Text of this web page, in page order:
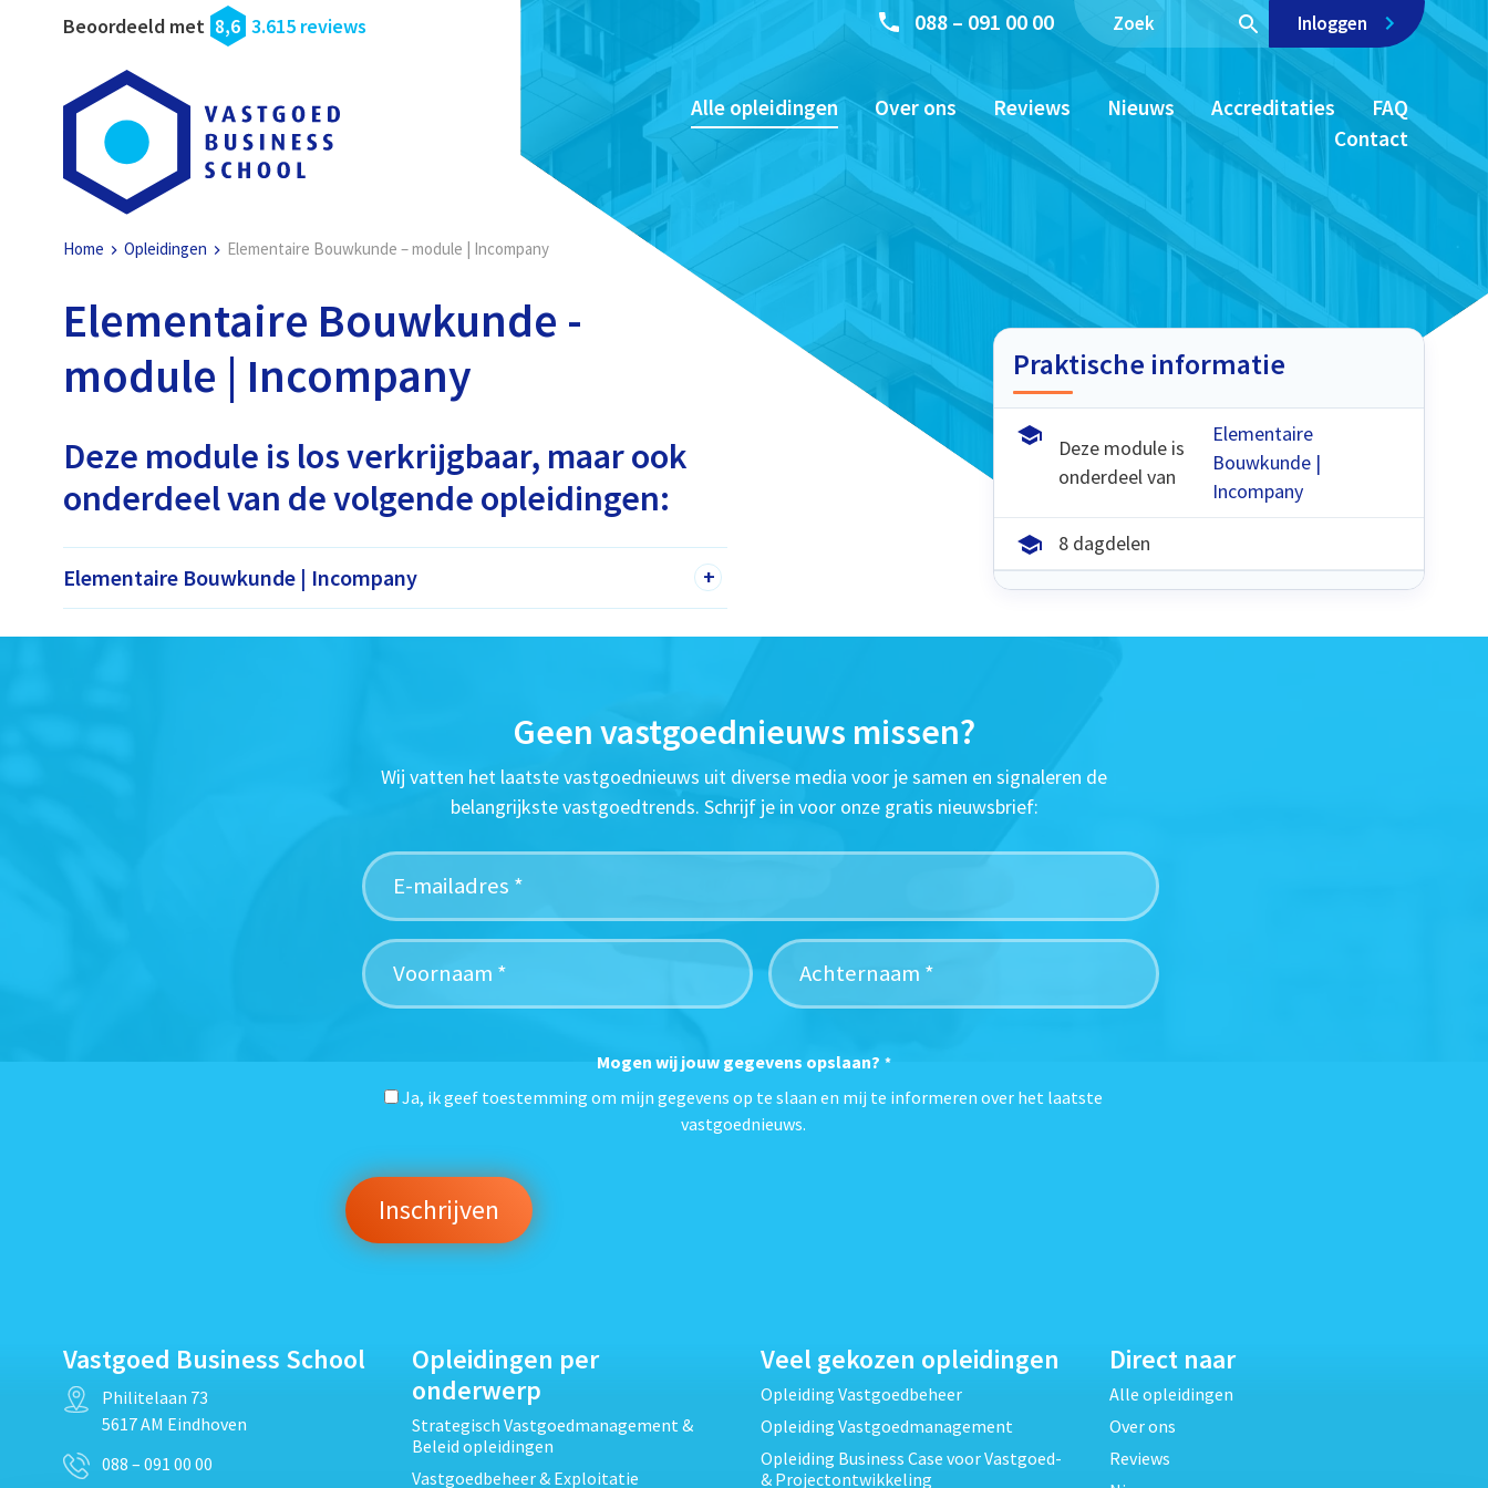
Beoordeeld met 8,6 3.615 reviews 088 – 091 00 00 Inloggen
Alle opleidingen Over ons Reviews Nieuws Accreditaties
FAQ
Contact
Home Opleidingen Elementaire Bouwkunde – module | Incompany
Elementaire Bouwkunde -
module | Incompany
Deze module is los verkrijgbaar, maar ook
onderdeel van de volgende opleidingen:
Elementaire Bouwkunde | Incompany +
Praktische informatie
Deze module is
onderdeel van
Elementaire
Bouwkunde |
Incompany
8 dagdelen
Geen vastgoednieuws missen?
Wij vatten het laatste vastgoednieuws uit diverse media voor je samen en signaleren de
belangrijkste vastgoedtrends. Schrijf je in voor onze gratis nieuwsbrief:
Mogen wij jouw gegevens opslaan? *
Ja, ik geef toestemming om mijn gegevens op te slaan en mij te informeren over het laatste
vastgoednieuws.
Vastgoed Business School
Philitelaan 73
5617 AM Eindhoven
088 – 091 00 00
Opleidingen per
onderwerp
Strategisch Vastgoedmanagement &
Beleid opleidingen
Vastgoedbeheer & Exploitatie
Veel gekozen opleidingen
Opleiding Vastgoedbeheer
Opleiding Vastgoedmanagement
Opleiding Business Case voor Vastgoed-
& Projectontwikkeling
Direct naar
Alle opleidingen
Over ons
Reviews